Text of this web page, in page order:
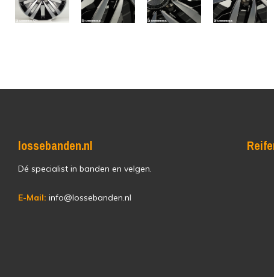
lossebanden.nl
Dé specialist in banden en velgen.
E-Mail: info@lossebanden.nl